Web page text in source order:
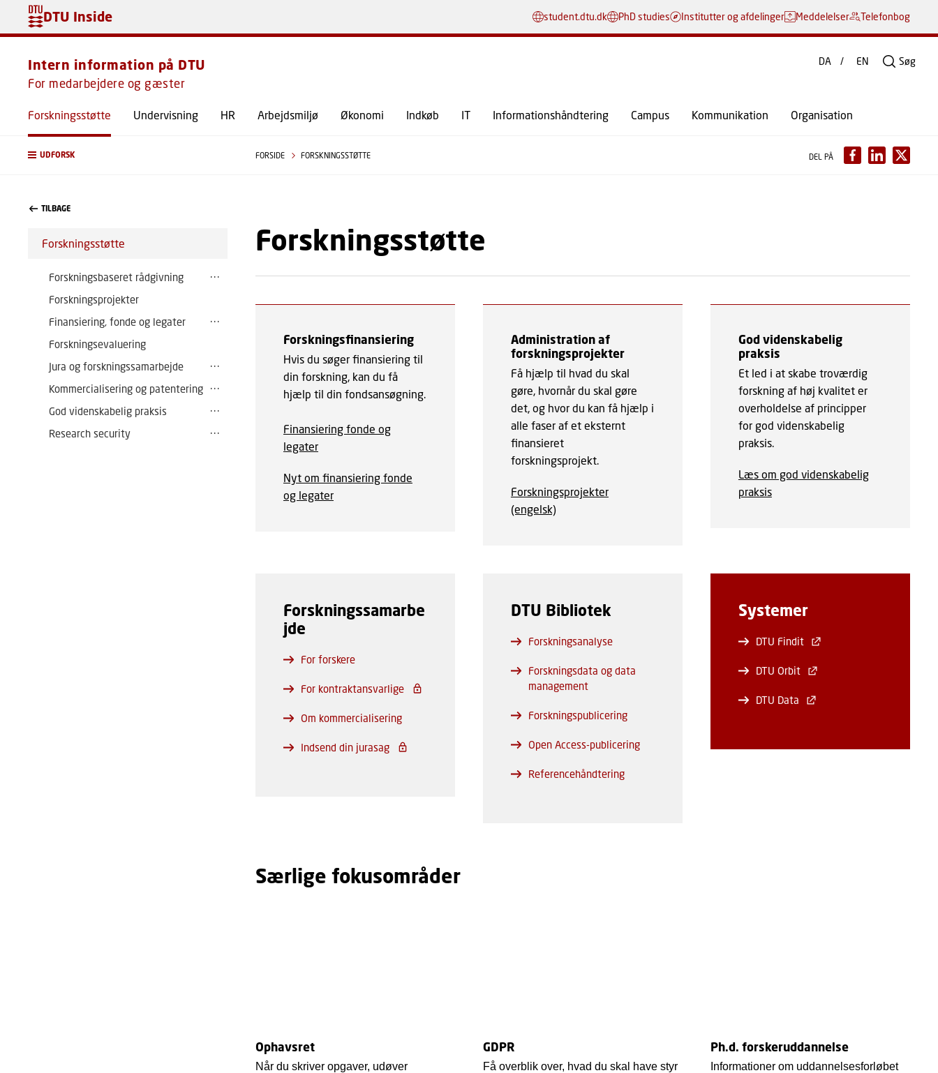
DTU Inside student.dtu.dk PhD studies Institutter og afdelinger Meddelelser Telefonbog
Intern information på DTU
For medarbejdere og gæster
Forskningsstøtte Undervisning HR Arbejdsmiljø Økonomi Indkøb IT Informationshåndtering Campus Kommunikation Organisation
DA EN Søg
UDFORSK FORSIDE FORSKNINGSSTØTTE DEL PÅ
TILBAGE
Forskningsstøtte
Forskningsbaseret rådgivning
Forskningsprojekter
Finansiering, fonde og legater
Forskningsevaluering
Jura og forskningssamarbejde
Kommercialisering og patentering
God videnskabelig praksis
Research security
Forskningsstøtte
Forskningsfinansiering
Hvis du søger finansiering til
din forskning, kan du få
hjælp til din fondsansøgning.
Finansiering fonde og
legater
Nyt om finansiering fonde
og legater
Administration af
forskningsprojekter
Få hjælp til hvad du skal
gøre, hvornår du skal gøre
det, og hvor du kan få hjælp i
alle faser af et eksternt
finansieret
forskningsprojekt.
Forskningsprojekter
(engelsk)
God videnskabelig
praksis
Et led i at skabe troværdig
forskning af høj kvalitet er
overholdelse af principper
for god videnskabelig
praksis.
Læs om god videnskabelig
praksis
Forskningssamarbe
jde
For forskere
For kontraktansvarlige
Om kommercialisering
Indsend din jurasag
DTU Bibliotek
Forskningsanalyse
Forskningsdata og data
management
Forskningspublicering
Open Access-publicering
Referencehåndtering
Systemer
DTU Findit
DTU Orbit
DTU Data
Særlige fokusområder
Ophavsret
Når du skriver opgaver, udøver
GDPR
Få overblik over, hvad du skal have styr
Ph.d. forskeruddannelse
Informationer om uddannelsesforløbet